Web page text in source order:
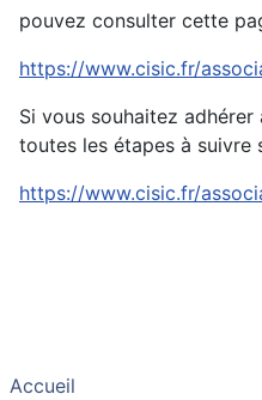
pouvez consulter cette
https://www.cisic.fr/
Si vous souhaitez adhérer
toutes les étapes à suivre
https://www.cisic.fr/
Accueil